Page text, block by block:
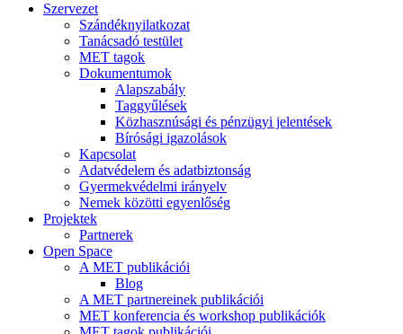
Szervezet
Szándéknyilatkozat
Tanácsadó testület
MET tagok
Dokumentumok
Alapszabály
Taggyűlések
Közhasznúsági és pénzügyi jelentések
Bírósági igazolások
Kapcsolat
Adatvédelem és adatbiztonság
Gyermekvédelmi irányelv
Nemek közötti egyenlőség
Projektek
Partnerek
Open Space
A MET publikációi
Blog
A MET partnereinek publikációi
MET konferencia és workshop publikációk